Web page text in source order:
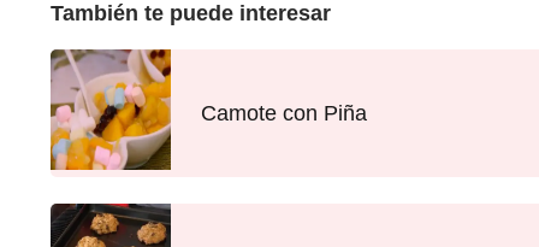
También te puede interesar
Camote con Piña